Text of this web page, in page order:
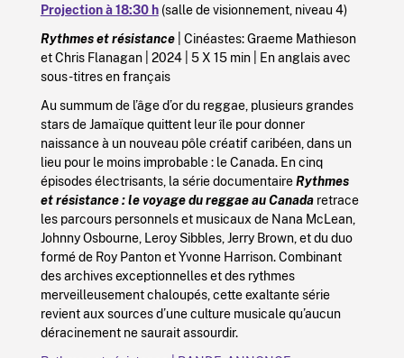
Projection à 18:30 h(salle de visionnement, niveau 4)
Rythmes et résistance| Cinéastes: Graeme Mathieson
et Chris Flanagan | 2024 | 5 X 15 min | En anglais avec
sous-titres en français
Au summum de l’âge d’or du reggae, plusieurs grandes
stars de Jamaïque quittent leur île pour donner
naissance à un nouveau pôle créatif caribéen, dans un
lieu pour le moins improbable : le Canada. En cinq
épisodes électrisants, la série documentaireRythmes
et résistance : le voyage du reggae au Canadaretrace
les parcours personnels et musicaux de Nana McLean,
Johnny Osbourne, Leroy Sibbles, Jerry Brown, et du duo
formé de Roy Panton et Yvonne Harrison. Combinant
des archives exceptionnelles et des rythmes
merveilleusement chaloupés, cette exaltante série
revient aux sources d’une culture musicale qu’aucun
déracinement ne saurait assourdir.